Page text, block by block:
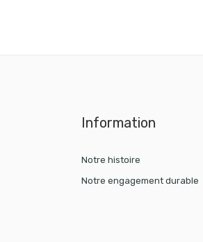
Information
Notre histoire
Notre engagement durable